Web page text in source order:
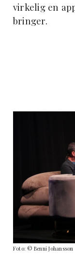
virkelig en
bringer.
Foto: © Benni